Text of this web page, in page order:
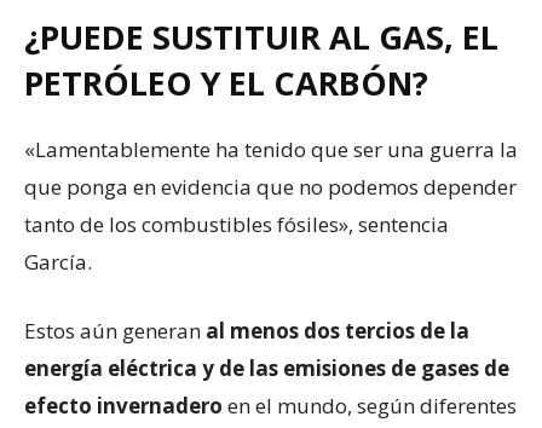
¿PUEDE SUSTITUIR AL GAS, EL
PETRÓLEO Y EL CARBÓN?
«Lamentablemente ha tenido que ser una guerra la
que ponga en evidencia que no podemos depender
tanto de los combustibles fósiles», sentencia
García.
Estos aún generan al menos dos tercios de la
energía eléctrica y de las emisiones de gases de
efecto invernadero en el mundo, según diferentes